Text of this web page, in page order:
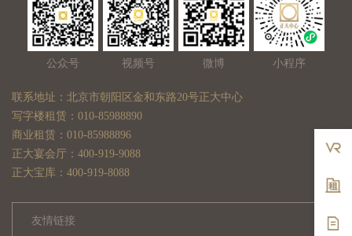
公众号 视频号 微博 小程序
联系地址：北京市朝阳区金和东路20号正大中心
写字楼租赁：010-85988890
商业租赁：010-85988896
正大宴会厅：400-919-9088
正大宝库：400-919-8088
友情链接